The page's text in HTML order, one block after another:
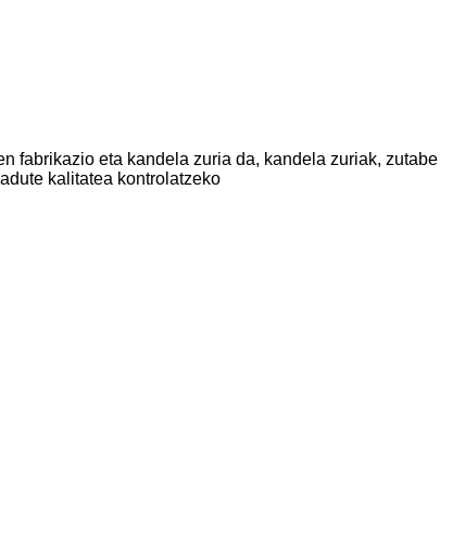
fabrikazio eta kandela zuria da, kandela zuriak, zutabe
kalitatea kontrolatzeko